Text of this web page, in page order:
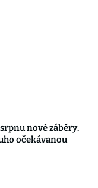
nové záběry.
očekávanou